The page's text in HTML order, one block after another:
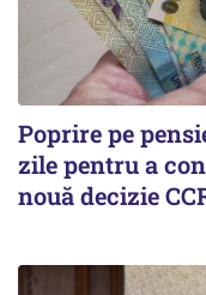
Poprire pe
zile pentru a
nouă decizie